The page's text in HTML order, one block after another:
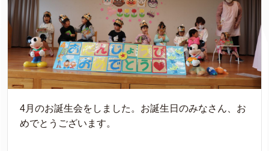
4月のお誕生会をしました。お誕生日のみなさん、お
めでとうございます。